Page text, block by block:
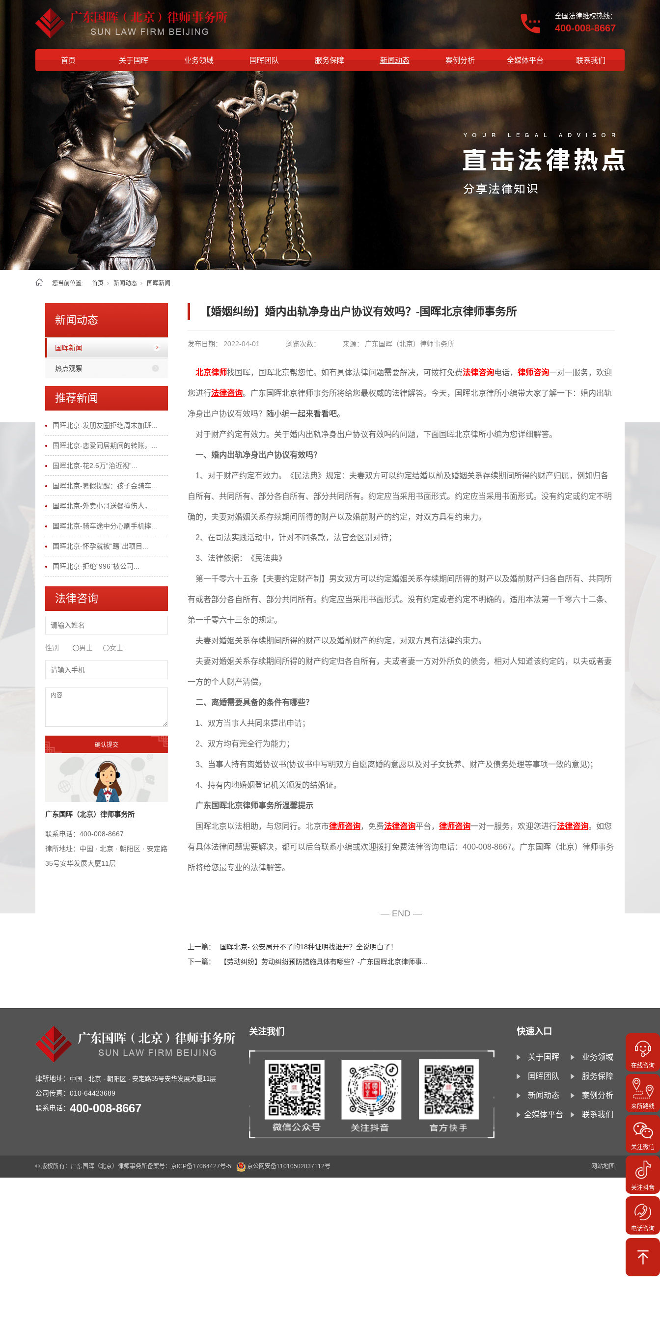
全国法律维权热线：
400-008-8667
首页 关于国晖 业务领域 国晖团队 服务保障 新闻动态 案例分析 全媒体平台 联系我们
您当前位置: 首页 新闻动态 国晖新闻
新闻动态
国晖新闻
热点观察
推荐新闻
国晖北京-发朋友圈拒绝周末加班...
国晖北京-恋爱同居期间的转账，...
国晖北京-花2.6万“治近视”...
国晖北京-暑假提醒：孩子会骑车...
国晖北京-外卖小哥送餐撞伤人，...
国晖北京-骑车途中分心刷手机摔...
国晖北京-怀孕就被“踢”出项目...
国晖北京-拒绝“996”被公司...
法律咨询
性别 男士 女士
广东国晖（北京）律师事务所
联系电话：400-008-8667
律所地址：中国 · 北京 · 朝阳区 · 安定路
35号安华发展大厦11层
【婚姻纠纷】婚内出轨净身出户协议有效吗？-国晖北京律师事务所
发布日期： 2022-04-01 浏览次数： 来源： 广东国晖（北京）律师事务所
北京律师找国晖，国晖北京帮您忙。如有具体法律问题需要解决，可拨打免费法律咨询电话， 律师咨询一对一服务，欢迎
您进行法律咨询。广东国晖北京律师事务所将给您最权威的法律解答。今天，国晖北京律所小编带大家了解一下： 婚内出轨
净身出户协议有效吗？ 随小编一起来看看吧。
对于财产约定有效力。关于婚内出轨净身出户协议有效吗的问题，下面国晖北京律所小编为您详细解答。
一、婚内出轨净身出户协议有效吗？
1、对于财产约定有效力。《民法典》规定：夫妻双方可以约定结婚以前及婚姻关系存续期间所得的财产归属，例如归各
自所有、共同所有、部分各自所有、部分共同所有。约定应当采用书面形式。约定应当采用书面形式。没有约定或约定不明
确的，夫妻对婚姻关系存续期间所得的财产以及婚前财产的约定，对双方具有约束力。
2、在司法实践活动中，针对不同条款，法官会区别对待；
3、法律依据：《民法典》
第一千零六十五条【夫妻约定财产制】男女双方可以约定婚姻关系存续期间所得的财产以及婚前财产归各自所有、共同所
有或者部分各自所有、部分共同所有。约定应当采用书面形式。没有约定或者约定不明确的，适用本法第一千零六十二条、
第一千零六十三条的规定。
夫妻对婚姻关系存续期间所得的财产以及婚前财产的约定，对双方具有法律约束力。
夫妻对婚姻关系存续期间所得的财产约定归各自所有，夫或者妻一方对外所负的债务，相对人知道该约定的，以夫或者妻
一方的个人财产清偿。
二、离婚需要具备的条件有哪些？
1、双方当事人共同来提出申请；
2、双方均有完全行为能力；
3、当事人持有离婚协议书(协议书中写明双方自愿离婚的意愿以及对子女抚养、财产及债务处理等事项一致的意见)；
4、持有内地婚姻登记机关颁发的结婚证。
广东国晖北京律师事务所温馨提示
国晖北京以法相助，与您同行。北京市律师咨询，免费法律咨询平台， 律师咨询一对一服务，欢迎您进行法律咨询。如您
有具体法律问题需要解决，都可以后台联系小编或欢迎拨打免费法律咨询电话：400-008-8667。广东国晖（北京）律师事务
所将给您最专业的法律解答。
— END —
上一篇：
国晖北京- 公安局开不了的18种证明找谁开？全说明白了！
下一篇：
【劳动纠纷】劳动纠纷预防措施具体有哪些？-广东国晖北京律师事...
律所地址： 中国 · 北京 · 朝阳区 · 安定路35号安华发展大厦11层
公司传真： 010-64423689
联系电话： 400-008-8667
关注我们 快速入口
关于国晖 业务领域
国晖团队 服务保障
新闻动态 案例分析
全媒体平台 联系我们
© 版权所有：广东国晖（北京）律师事务所备案号：京ICP备17064427号-5 京公网安备11010502037112号 网站地图
在线咨询
来所路线
关注微信
关注抖音
电话咨询